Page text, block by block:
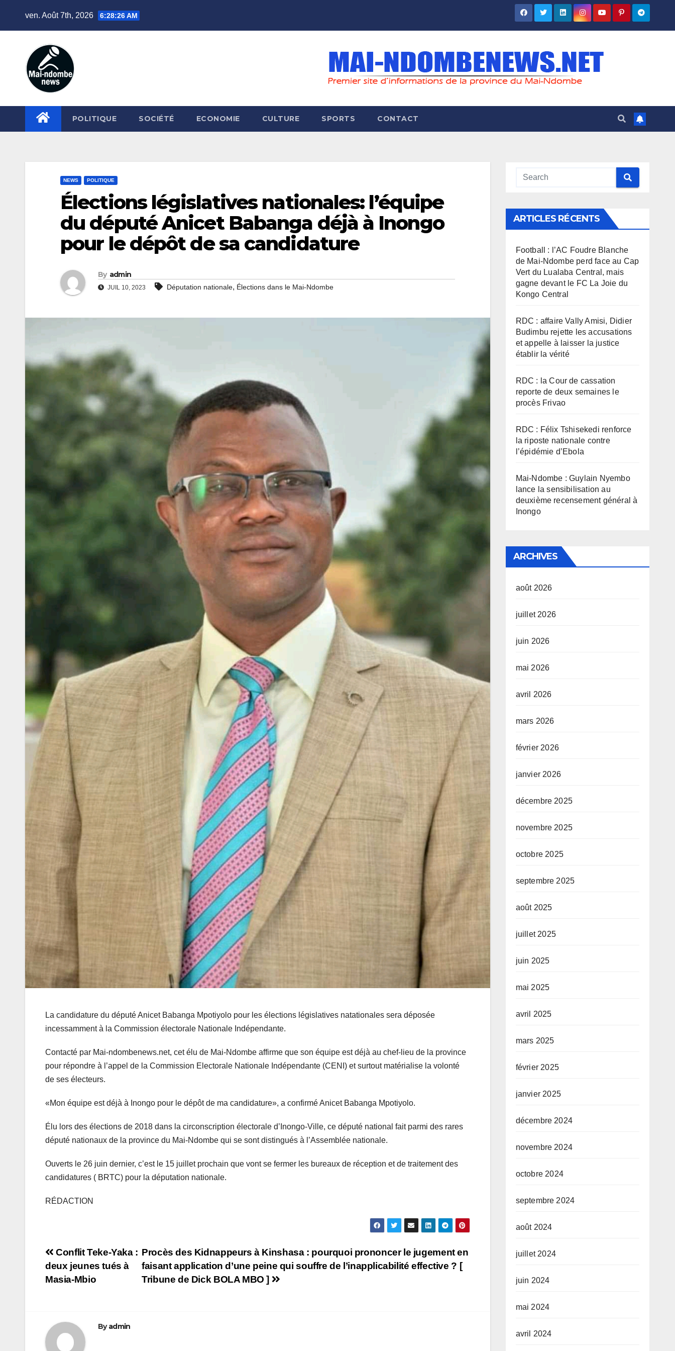
ven. Août 7th, 2026 6:28:28 AM
POLITIQUE SOCIÉTÉ ECONOMIE CULTURE SPORTS CONTACT
NEWS POLITIQUE
Élections législatives nationales: l’équipe
du député Anicet Babanga déjà à Inongo
pour le dépôt de sa candidature
By admin
JUIL 10, 2023 Députation nationale, Élections dans le Mai-Ndombe
La candidature du député Anicet Babanga Mpotiyolo pour les élections législatives natationales sera déposée
incessamment à la Commission électorale Nationale Indépendante.
Contacté par Mai-ndombenews.net, cet élu de Mai-Ndombe affirme que son équipe est déjà au chef-lieu de la province
pour répondre à l’appel de la Commission Electorale Nationale Indépendante (CENI) et surtout matérialise la volonté
de ses électeurs.
«Mon équipe est déjà à Inongo pour le dépôt de ma candidature», a confirmé Anicet Babanga Mpotiyolo.
Élu lors des élections de 2018 dans la circonscription électorale d’Inongo-Ville, ce député national fait parmi des rares
député nationaux de la province du Mai-Ndombe qui se sont distingués à l’Assemblée nationale.
Ouverts le 26 juin dernier, c’est le 15 juillet prochain que vont se fermer les bureaux de réception et de traitement des
candidatures ( BRTC) pour la députation nationale.
RÉDACTION
Navigation
de
Procès des Kidnappeurs à Kinshasa : pourquoi prononcer le jugement en
faisant application d’une peine qui souffre de l’inapplicabilité effective ? [
Tribune de Dick BOLA MBO ]
Conflit Teke-Yaka :
deux jeunes tués à
Masia-Mbio
Byadmin
ARTICLES RÉCENTS
Football : l’AC Foudre Blanche
de Mai-Ndombe perd face au Cap
Vert du Lualaba Central, mais
gagne devant le FC La Joie du
Kongo Central
RDC : affaire Vally Amisi, Didier
Budimbu rejette les accusations
et appelle à laisser la justice
établir la vérité
RDC : la Cour de cassation
reporte de deux semaines le
procès Frivao
RDC : Félix Tshisekedi renforce
la riposte nationale contre
l’épidémie d’Ebola
Mai-Ndombe : Guylain Nyembo
lance la sensibilisation au
deuxième recensement général à
Inongo
ARCHIVES
août 2026
juillet 2026
juin 2026
mai 2026
avril 2026
mars 2026
février 2026
janvier 2026
décembre 2025
novembre 2025
octobre 2025
septembre 2025
août 2025
juillet 2025
juin 2025
mai 2025
avril 2025
mars 2025
février 2025
janvier 2025
décembre 2024
novembre 2024
octobre 2024
septembre 2024
août 2024
juillet 2024
juin 2024
mai 2024
avril 2024